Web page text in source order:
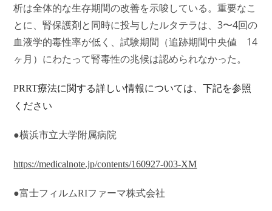
析は全体的な生存期間の改善を示唆している。重要なこ
とに、腎保護剤と同時に投与したルタテラは、3〜4回の
血液学的毒性率が低く、試験期間（追跡期間中央値 14
ヶ月）にわたって腎毒性の兆候は認められなかった。
PRRT療法に関する詳しい情報については、下記を参照
ください
●横浜市立大学附属病院
https://medicalnote.jp/contents/160927-003-XM
●富士フィルムRIファーマ株式会社